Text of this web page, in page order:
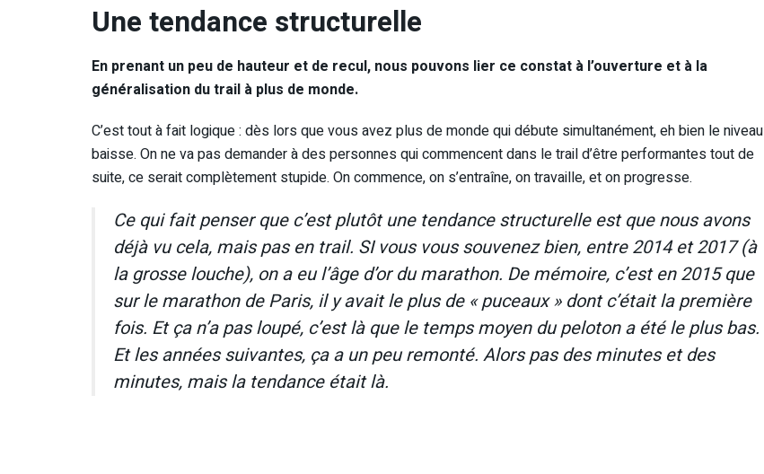
Une tendance structurelle
En prenant un peu de hauteur et de recul, nous pouvons lier ce constat à l’ouverture et à la
généralisation du trail à plus de monde.
C’est tout à fait logique : dès lors que vous avez plus de monde qui débute simultanément, eh bien le niveau
baisse. On ne va pas demander à des personnes qui commencent dans le trail d’être performantes tout de
suite, ce serait complètement stupide. On commence, on s’entraîne, on travaille, et on progresse.
Ce qui fait penser que c’est plutôt une tendance structurelle est que nous avons
déjà vu cela, mais pas en trail. SI vous vous souvenez bien, entre 2014 et 2017 (à
la grosse louche), on a eu l’âge d’or du marathon. De mémoire, c’est en 2015 que
sur le marathon de Paris, il y avait le plus de « puceaux » dont c’était la première
fois. Et ça n’a pas loupé, c’est là que le temps moyen du peloton a été le plus bas.
Et les années suivantes, ça a un peu remonté. Alors pas des minutes et des
minutes, mais la tendance était là.